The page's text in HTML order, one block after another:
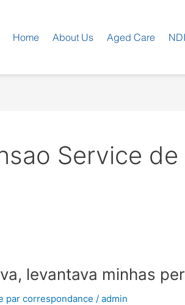
Home About Us Aged Care
Service
levantava minhas
correspondance / admin